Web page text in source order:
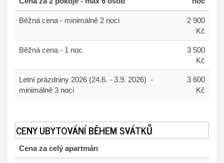
Běžná cena - minimálně 2 noci 2 900
Kč
Běžná cena - 1 noc
3 500
Kč
Letní prázdniny 2026 (24.6. - 3.9. 2026) -
minimálně 3 noci
3 600
Kč
CENY UBYTOVÁNÍ BĚHEM SVÁTKŮ
Cena za celý apartmán